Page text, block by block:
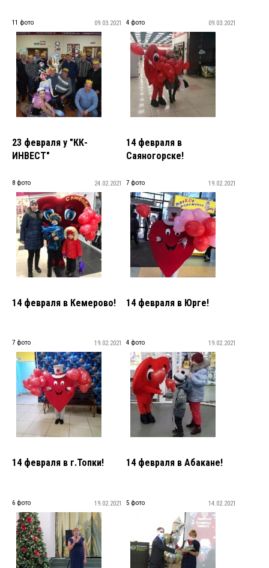
09.03.2021
11 фото 09.03.2021
4 фото
23 февраля у "КК-
ИНВЕСТ"
24.02.2021
8 фото
14 февраля в
Саяногорске!
19.02.2021
7 фото
14 февраля в Кемерово!
19.02.2021
7 фото
14 февраля в Юрге!
19.02.2021
4 фото
14 февраля в г.Топки!
19.02.2021
6 фото
14 февраля в Абакане!
14.02.2021
5 фото